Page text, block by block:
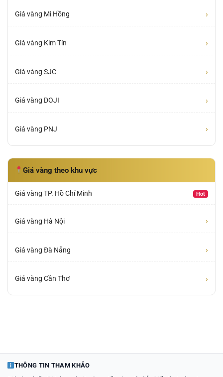
Giá vàng Mi Hồng ›
Giá vàng Kim Tín ›
Giá vàng SJC ›
Giá vàng DOJI ›
Giá vàng PNJ ›
Giá vàng theo khu vực
Giá vàng TP. Hồ Chí Minh Hot
Giá vàng Hà Nội ›
Giá vàng Đà Nẵng ›
Giá vàng Cần Thơ ›
THÔNG TIN THAM KHẢO